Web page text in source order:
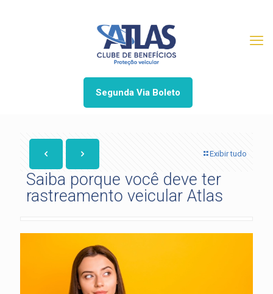
Segunda Via Boleto
Exibir tudo
Saiba porque você deve ter
rastreamento veicular Atlas